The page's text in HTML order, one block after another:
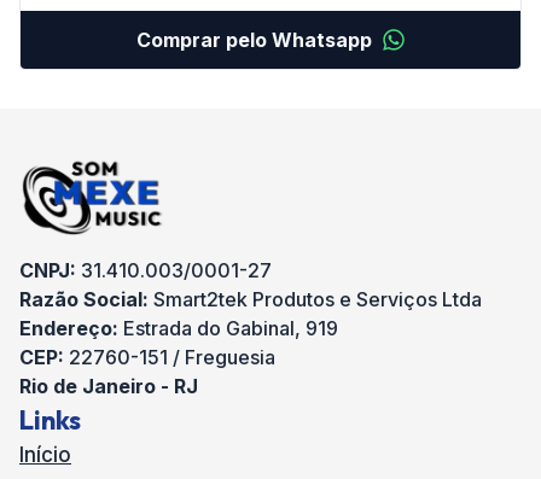
Comprar pelo Whatsapp
CNPJ: 31.410.003/0001-27
Razão Social: Smart2tek Produtos e Serviços Ltda
Endereço: Estrada do Gabinal, 919
CEP: 22760-151 / Freguesia
Rio de Janeiro - RJ
Links
Início